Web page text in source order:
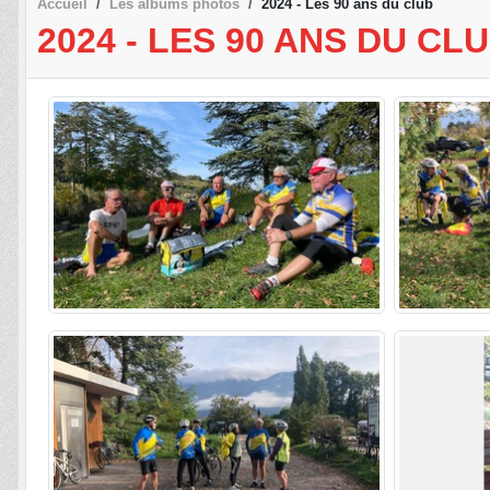
Accueil Les albums photos 2024 - Les 90 ans du club
2024 - LES 90 ANS DU